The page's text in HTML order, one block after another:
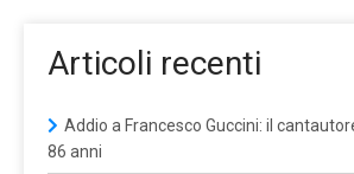
Articoli recenti
Addio a Francesco Guccini: il
86 anni